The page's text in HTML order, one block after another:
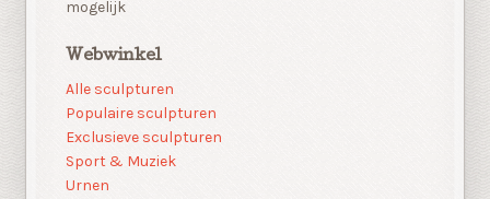
mogelijk
Webwinkel
Alle sculpturen
Populaire sculpturen
Exclusieve sculpturen
Sport & Muziek
Urnen